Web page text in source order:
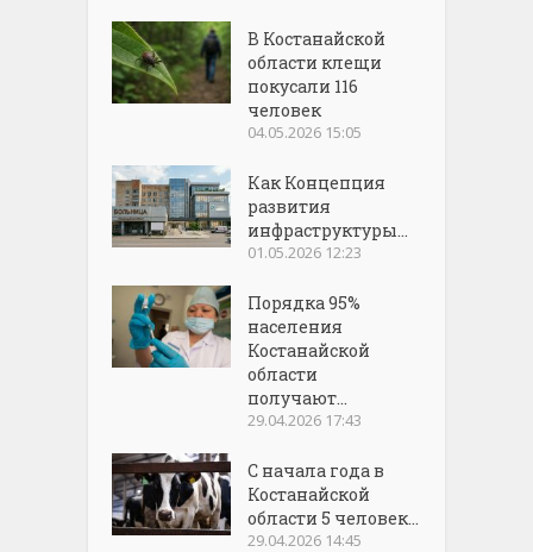
В Костанайской
области клещи
покусали 116
человек
04.05.2026 15:05
Как Концепция
развития
инфраструктуры...
01.05.2026 12:23
Порядка 95%
населения
Костанайской
области
получают...
29.04.2026 17:43
С начала года в
Костанайской
области 5 человек...
29.04.2026 14:45